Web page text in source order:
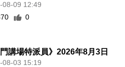
08-09 12:49
0
門講場特派員》2026年8月3日
08-03 15:19